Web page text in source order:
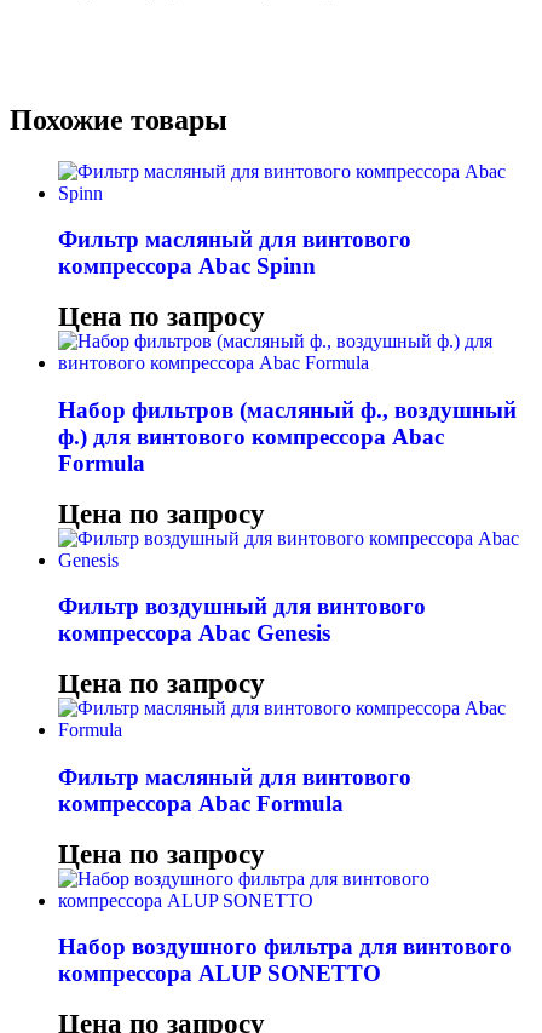
Похожие товары
Фильтр масляный для винтового
компрессора Abac Spinn
Цена по запросу
Набор фильтров (масляный ф., воздушный
ф.) для винтового компрессора Abac
Formula
Цена по запросу
Фильтр воздушный для винтового
компрессора Abac Genesis
Цена по запросу
Фильтр масляный для винтового
компрессора Abac Formula
Цена по запросу
Набор воздушного фильтра для винтового
компрессора ALUP SONETTO
Цена по запросу